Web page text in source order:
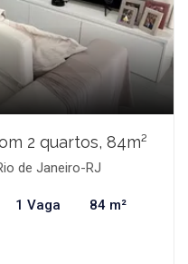
2 quartos, 84m²
de Janeiro-RJ
1 Vaga 84 m²